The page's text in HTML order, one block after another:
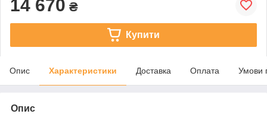
14 670 ₴
Купити
Опис Характеристики Доставка Оплата Умови
Опис